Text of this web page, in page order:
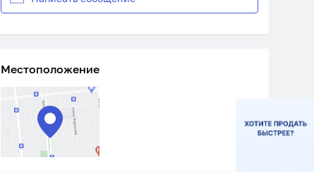
Местоположение